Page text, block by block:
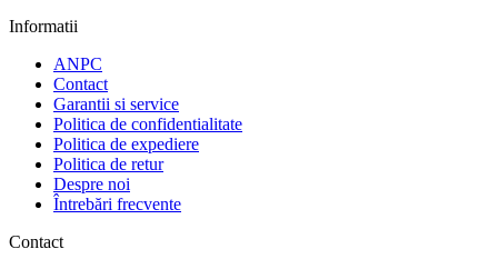
Informatii
ANPC
Contact
Garantii si service
Politica de confidentialitate
Politica de expediere
Politica de retur
Despre noi
Întrebări frecvente
Contact